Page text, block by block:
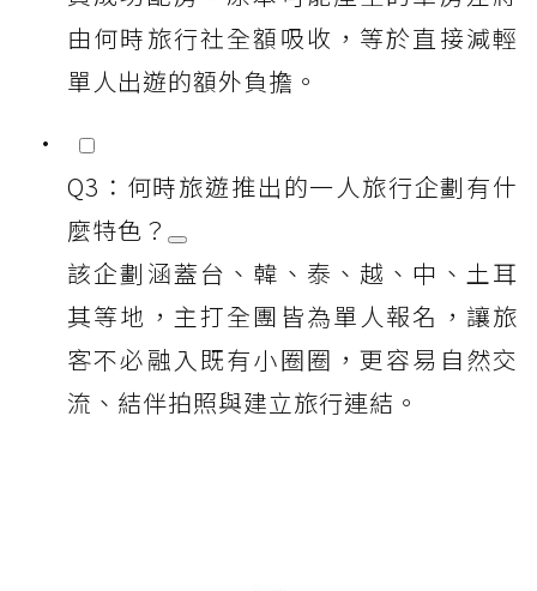
由何時旅行社全額吸收，等於直接減輕
單人出遊的額外負擔。
Q3：何時旅遊推出的一人旅行企劃有什
麼特色？
該企劃涵蓋台、韓、泰、越、中、土耳
其等地，主打全團皆為單人報名，讓旅
客不必融入既有小圈圈，更容易自然交
流、結伴拍照與建立旅行連結。